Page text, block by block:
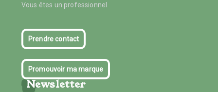
Vous êtes un professionnel
Prendre contact
Promouvoir ma marque
Newsletter